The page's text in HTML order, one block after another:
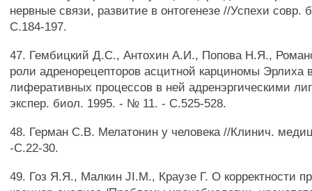
нервные связи, развитие в онтогенезе //Успехи
С.184-197.
47. Гембицкий Д.С., Антохин А.И., Попова Н.Я.,
роли адренорецепторов асцитной карциномы Эрлиха
лиферативных процессов в ней адренэргическими
экспер. биол. 1995. - № 11. - С.525-528.
48. Герман С.В. Мелатонин у человека //Клинич.
-С.22-30.
49. Гоз Я.Я., Малкин JI.M., Краузе Г. О корректности